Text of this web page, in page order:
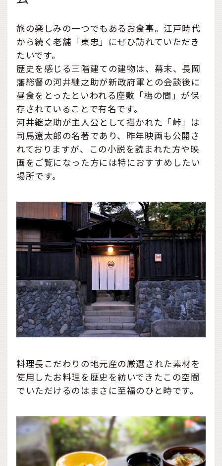
旅の楽しみの一つでもあるお食事。江戸時代
から続く老舗「東忠」にぜひ訪れていただき
たいです。
歴史を感じる三階建ての建物は、幕末、長岡
藩総督の河井継之助が新政府軍との会談後に
昼食をとったといわれる座敷「梅の間」が保
存されていることで有名です。
河井継之助が主人公として描かれた「峠」は
司馬遼太郎の名著であり、昨年映画も公開さ
れておりますが、この小説を読まれた方や映
画をご覧になった方には特におすすめしたい
場所です。
料理長こだわりの地元産の厳選された素材を
使用したお料理を歴史を紡いできたこの空間
でいただけるのはまさに至福のひと時です。